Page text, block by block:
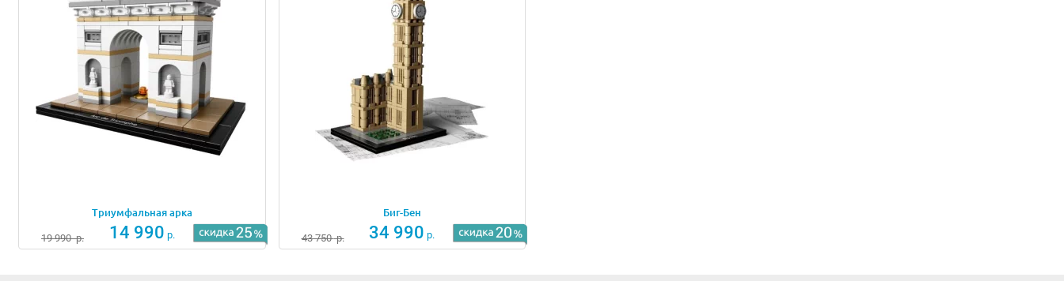
Размеры модели в собранном виде составляют:
Триумфальная арка
19 990р. 14 990 р.
Биг-Бен
43 750р. 34 990 р.